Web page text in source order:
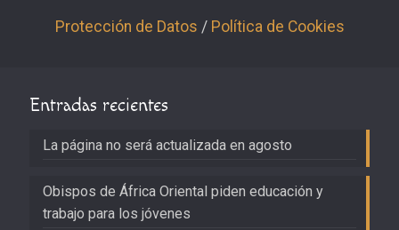
Protección de Datos / Política de Cookies
Entradas recientes
La página no será actualizada en agosto
Obispos de África Oriental piden educación y
trabajo para los jóvenes